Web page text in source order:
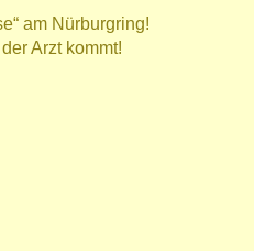
am Nürburgring!
Arzt kommt!